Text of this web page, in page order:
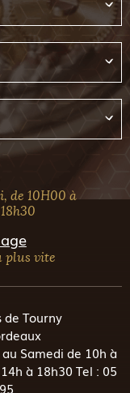
de 10H00 à
plus vite
de Tourny
Samedi de 10h à
à 18h30 Tel : 05